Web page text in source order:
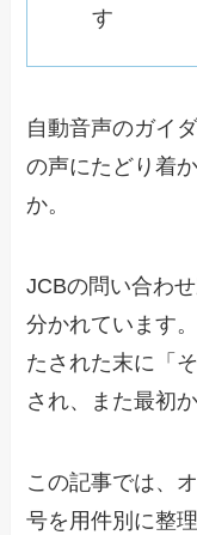
す
自動音声のガイ
の声にたどり着
か。
JCBの問い合わ
分かれています
たされた末に「
され、また最初
この記事では、
号を用件別に整